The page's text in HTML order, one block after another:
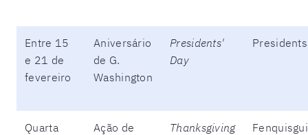
Entre 15
e 21 de
fevereiro
Aniversário
de G.
Washington
Presidents'
Day
Quarta
Ação de
Thanksgiving